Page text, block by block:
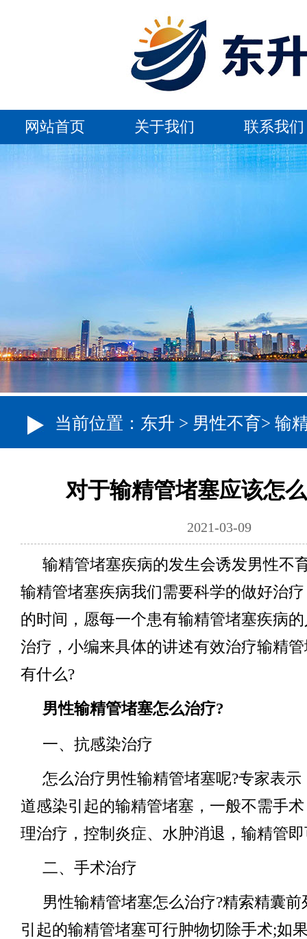
网站首页 关于我们 联系我们
当前位置： 东升 > 男性不育> 输
对于输精管堵塞应该怎
2021-03-09
输精管堵塞疾病的发生会诱发男性不
输精管堵塞疾病我们需要科学的做好治
的时间，愿每一个患有输精管堵塞疾病
治疗，小编来具体的讲述有效治疗输精
有什么?
男性输精管堵塞怎么治疗?
一、抗感染治疗
怎么治疗男性输精管堵塞呢?专家表
道感染引起的输精管堵塞，一般不需手
理治疗，控制炎症、水肿消退，输精管
二、手术治疗
男性输精管堵塞怎么治疗?精索精囊
引起的输精管堵塞可行肿物切除手术;如